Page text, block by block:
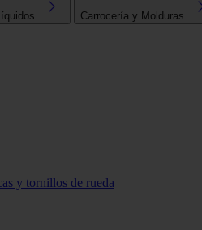
Carrocería y Molduras
y tornillos de rueda